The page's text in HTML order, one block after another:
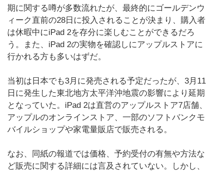
期に関する噂が多数流れたが、最終的にゴールデンウ
ィーク直前の28日に投入されることが決まり、購入者
は休暇中にiPad 2を存分に楽しむことができるだろ
う。また、iPad 2の実物を確認しにアップルストアに
行かれる方も多いはずだ。
当初は日本でも3月に発売される予定だったが、3月11
日に発生した東北地方太平洋沖地震の影響により延期
となっていた。iPad 2は直営のアップルストア7店舗、
アップルのオンラインストア、一部のソフトバンクモ
バイルショップや家電量販店で販売される。
なお、同紙の報道では価格、予約受付の有無や方法な
ど販売に関する詳細には言及されていない。しかし、